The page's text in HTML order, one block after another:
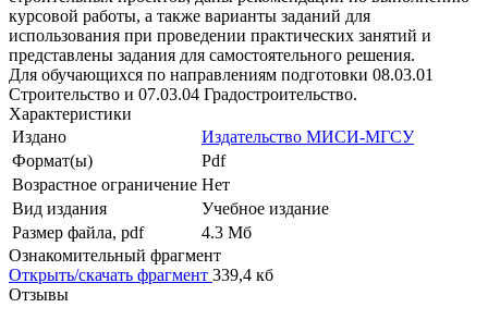
курсовой работы, а также варианты заданий для
использования при проведении практических занятий и
представлены задания для самостоятельного решения.
Для обучающихся по направлениям подготовки 08.03.01
Строительство и 07.03.04 Градостроительство.
Характеристики
Издано
Издательство МИСИ-МГСУ
Формат(ы)
Pdf
Возрастное ограничение Нет
Вид издания
Учебное издание
Размер файла, pdf
4.3 Mб
Ознакомительный фрагмент
Открыть/скачать фрагмент 339,4 кб
Отзывы